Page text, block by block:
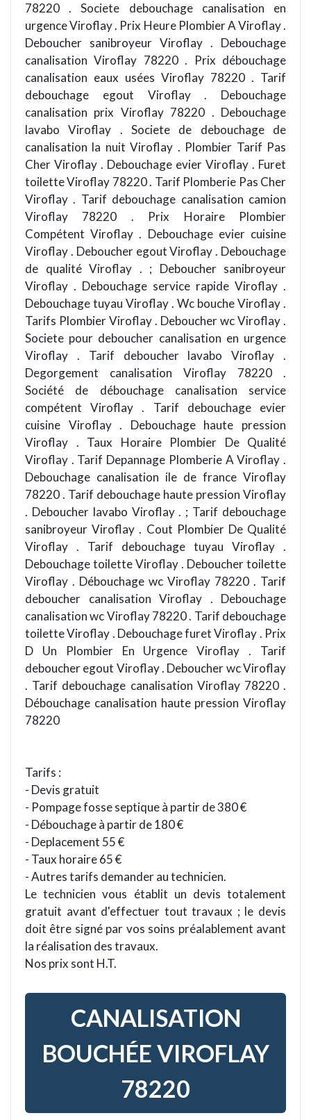
78220 . Societe debouchage canalisation en
urgence Viroflay . Prix Heure Plombier A Viroflay .
Deboucher sanibroyeur Viroflay . Debouchage
canalisation Viroflay 78220 . Prix débouchage
canalisation eaux usées Viroflay 78220 . Tarif
debouchage egout Viroflay . Debouchage
canalisation prix Viroflay 78220 . Debouchage
lavabo Viroflay . Societe de debouchage de
canalisation la nuit Viroflay . Plombier Tarif Pas
Cher Viroflay . Debouchage evier Viroflay . Furet
toilette Viroflay 78220 . Tarif Plomberie Pas Cher
Viroflay . Tarif debouchage canalisation camion
Viroflay 78220 . Prix Horaire Plombier
Compétent Viroflay . Debouchage evier cuisine
Viroflay . Deboucher egout Viroflay . Debouchage
de qualité Viroflay . ; Deboucher sanibroyeur
Viroflay . Debouchage service rapide Viroflay .
Debouchage tuyau Viroflay . Wc bouche Viroflay .
Tarifs Plombier Viroflay . Deboucher wc Viroflay .
Societe pour deboucher canalisation en urgence
Viroflay . Tarif deboucher lavabo Viroflay .
Degorgement canalisation Viroflay 78220 .
Société de débouchage canalisation service
compétent Viroflay . Tarif debouchage evier
cuisine Viroflay . Debouchage haute pression
Viroflay . Taux Horaire Plombier De Qualité
Viroflay . Tarif Depannage Plomberie A Viroflay .
Debouchage canalisation ile de france Viroflay
78220 . Tarif debouchage haute pression Viroflay
. Deboucher lavabo Viroflay . ; Tarif debouchage
sanibroyeur Viroflay . Cout Plombier De Qualité
Viroflay . Tarif debouchage tuyau Viroflay .
Debouchage toilette Viroflay . Deboucher toilette
Viroflay . Débouchage wc Viroflay 78220 . Tarif
deboucher canalisation Viroflay . Debouchage
canalisation wc Viroflay 78220 . Tarif debouchage
toilette Viroflay . Debouchage furet Viroflay . Prix
D Un Plombier En Urgence Viroflay . Tarif
deboucher egout Viroflay . Deboucher wc Viroflay
. Tarif debouchage canalisation Viroflay 78220 .
Débouchage canalisation haute pression Viroflay
78220
Tarifs :
- Devis gratuit
- Pompage fosse septique à partir de 380 €
- Débouchage à partir de 180 €
- Deplacement 55 €
- Taux horaire 65 €
- Autres tarifs demander au technicien.
Le technicien vous établit un devis totalement
gratuit avant d'effectuer tout travaux ; le devis
doit être signé par vos soins préalablement avant
la réalisation des travaux.
Nos prix sont H.T.
CANALISATION
BOUCHÉE VIROFLAY
78220